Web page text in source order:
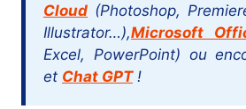
Cloud(Photoshop,
Illustrator…),Microsoft
Excel, PowerPoint) ou
et Chat GPT!